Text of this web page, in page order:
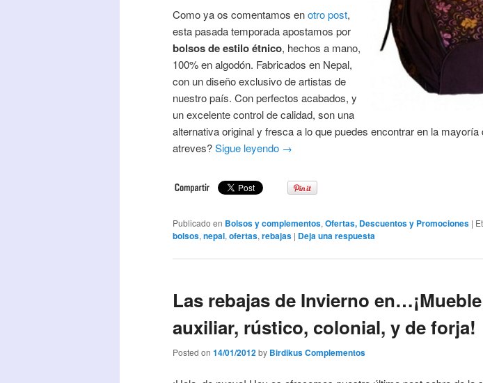
Como ya os comentamos enotro post,
esta pasada temporada apostamos por
bolsos de estilo étnico, hechos a mano,
100% en algodón. Fabricados en Nepal,
con un diseño exclusivo de artistas de
nuestro país. Con perfectos acabados, y
un excelente control de calidad, son una
alternativa original y fresca a lo que puedes encontrar en la mayoría
atreves?Sigue leyendo →
Publicado en Bolsos y complementos, Ofertas, Descuentos y Promociones |
bolsos, nepal, ofertas, rebajas | Deja una respuesta
Las rebajas de Invierno en…¡Mueble
auxiliar, rústico, colonial, y de forja!
Posted on 14/01/2012by Birdikus Complementos